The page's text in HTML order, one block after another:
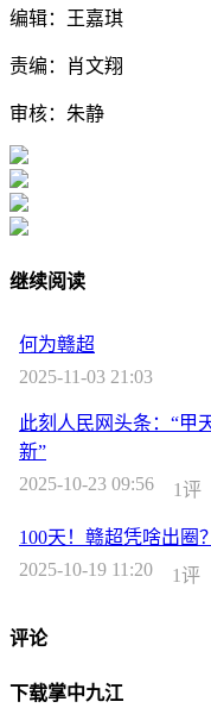
编辑：王嘉琪
责编：肖文翔
审核：朱静
继续阅读
何为赣超
2025-11-03 21:03
此刻人民网头条：“甲
新”
2025-10-23 09:56
1评
100天！赣超凭啥出圈？
2025-10-19 11:20
1评
评论
下载掌中九江